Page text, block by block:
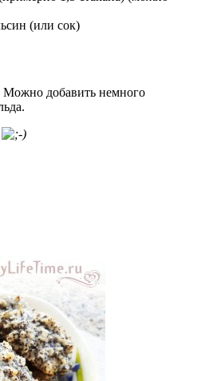
(или сок)
Можно добавить немного